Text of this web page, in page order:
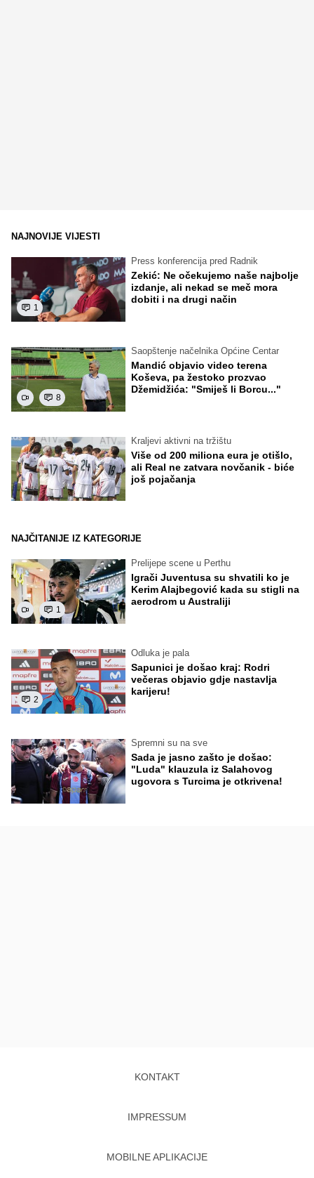
NAJNOVIJE VIJESTI
1
Press konferencija pred Radnik
Zekić: Ne očekujemo naše najbolje
izdanje, ali nekad se meč mora
dobiti i na drugi način
8
Saopštenje načelnika Općine Centar
Mandić objavio video terena
Koševa, pa žestoko prozvao
Džemidžića: "Smiješ li Borcu..."
Kraljevi aktivni na tržištu
Više od 200 miliona eura je otišlo,
ali Real ne zatvara novčanik - biće
još pojačanja
NAJČITANIJE IZ KATEGORIJE
1
Prelijepe scene u Perthu
Igrači Juventusa su shvatili ko je
Kerim Alajbegović kada su stigli na
aerodrom u Australiji
2
Odluka je pala
Sapunici je došao kraj: Rodri
večeras objavio gdje nastavlja
karijeru!
Spremni su na sve
Sada je jasno zašto je došao:
"Luda" klauzula iz Salahovog
ugovora s Turcima je otkrivena!
KONTAKT
IMPRESSUM
MOBILNE APLIKACIJE